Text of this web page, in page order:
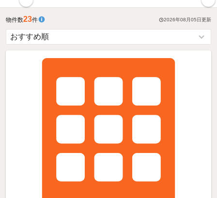
物件数23件 2026年08月05日更新